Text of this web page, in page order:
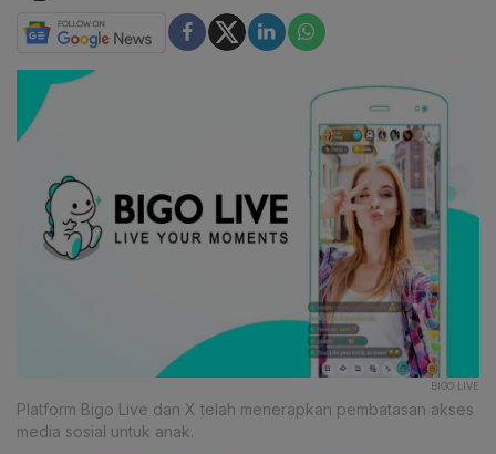
BIGO LIVE
Platform Bigo Live dan X telah menerapkan pembatasan akses
media sosial untuk anak.